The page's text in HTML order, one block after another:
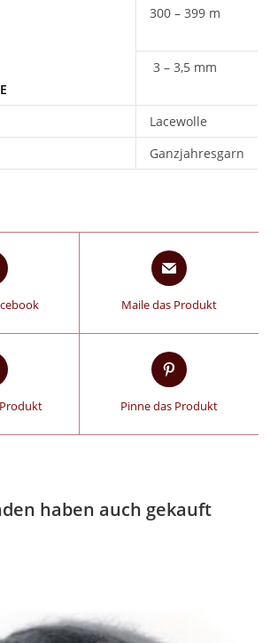
300 – 399 m
3 – 3,5 mm
Lacewolle
Ganzjahresgarn
Maile das Produkt
Pinne das Produkt
haben auch gekauft